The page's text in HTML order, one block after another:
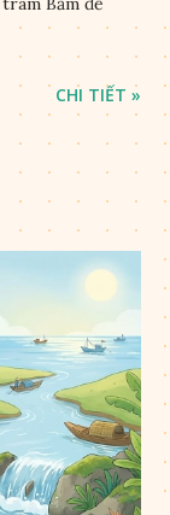
CHI TIẾT »